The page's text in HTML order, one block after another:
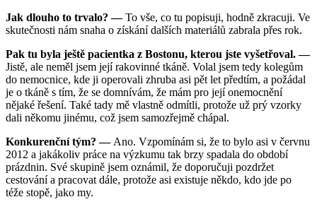
Jak dlouho to trvalo? —To vše, co tu popisuji, hodně zkracuji. Ve
skutečnosti nám snaha o získání dalších materiálů zabrala přes rok.
Pak tu byla ještě pacientka z Bostonu, kterou jste vyšetřoval. —
Jistě, ale neměl jsem její rakovinné tkáně. Volal jsem tedy kolegům
do nemocnice, kde ji operovali zhruba asi pět let předtím, a požádal
je o tkáně s tím, že se domnívám, že mám pro její onemocnění
nějaké řešení. Také tady mě vlastně odmítli, protože už prý vzorky
dali někomu jinému, což jsem samozřejmě chápal.
Konkurenční tým? — Ano. Vzpomínám si, že to bylo asi v červnu
2012 a jakákoliv práce na výzkumu tak brzy spadala do období
prázdnin. Své skupině jsem oznámil, že doporučuji pozdržet
cestování a pracovat dále, protože asi existuje někdo, kdo jde po
téže stopě, jako my.